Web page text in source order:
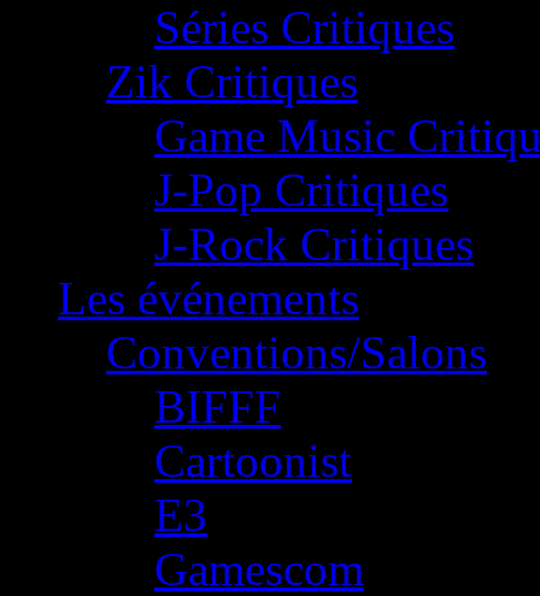
Séries Critiques
Zik Critiques
Game Music
J-Pop Critiques
J-Rock Critiques
Les événements
Conventions/Salons
BIFFF
Cartoonist
E3
Gamescom